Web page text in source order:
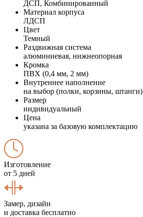
ДСП, Комбинированный
Материал корпуса
ЛДСП
Цвет
Темный
Раздвижная система
алюминиевая, нижнеопорная
Кромка
ПВХ (0,4 мм, 2 мм)
Внутреннее наполнение
на выбор (полки, корзины, штанги)
Размер
индивидуальный
Цена
указана за базовую комплектацию
Изготовление
от 5 дней
Замер, дизайн
и доставка бесплатно